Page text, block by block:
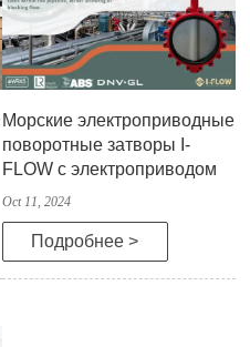
Морские электроприводные
поворотные затворы I-
FLOW с электроприводом
Oct 11, 2024
Подробнее >